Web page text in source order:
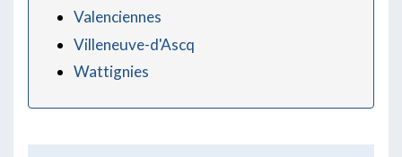
Valenciennes
Villeneuve-d'Ascq
Wattignies